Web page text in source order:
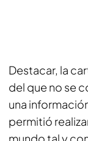
Destacar, la
del que no se
una
permitió